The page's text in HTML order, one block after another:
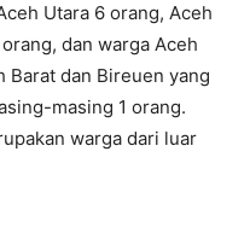
Utara 6 orang, Aceh
dan warga Aceh
Barat dan Bireuen yang
masing 1 orang.
warga dari luar